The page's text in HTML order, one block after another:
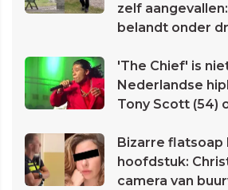
zelf
belandt onder
'The Chief' is
Nederlandse
Tony Scott (54)
Bizarre
hoofdstuk:
camera van